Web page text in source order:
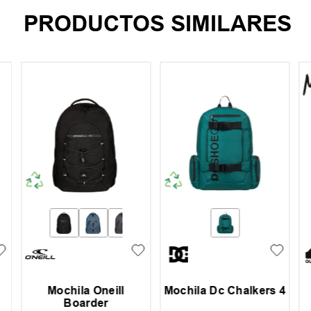
PRODUCTOS SIMILARES
Mochila Nba Mochila Dc Core 4